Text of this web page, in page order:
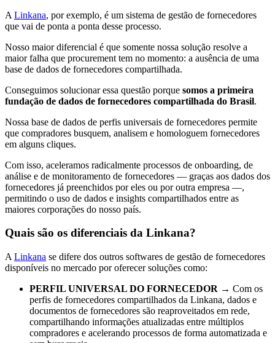
A Linkana, por exemplo, é um sistema de gestão de fornecedores
que vai de ponta a ponta desse processo.
Nosso maior diferencial é que somente nossa solução resolve a
maior falha que procurement tem no momento: a ausência de uma
base de dados de fornecedores compartilhada.
Conseguimos solucionar essa questão porque somos a primeira
fundação de dados de fornecedores compartilhada do Brasil.
Nossa base de dados de perfis universais de fornecedores permite
que compradores busquem, analisem e homologuem fornecedores
em alguns cliques.
Com isso, aceleramos radicalmente processos de onboarding, de
análise e de monitoramento de fornecedores — graças aos dados dos
fornecedores já preenchidos por eles ou por outra empresa —,
permitindo o uso de dados e insights compartilhados entre as
maiores corporações do nosso país.
Quais são os diferenciais da Linkana?
A Linkana se difere dos outros softwares de gestão de fornecedores
disponíveis no mercado por oferecer soluções como:
PERFIL UNIVERSAL DO FORNECEDOR → Com os
perfis de fornecedores compartilhados da Linkana, dados e
documentos de fornecedores são reaproveitados em rede,
compartilhando informações atualizadas entre múltiplos
compradores e acelerando processos de forma automatizada e